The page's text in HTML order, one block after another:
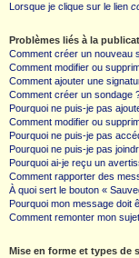
Lorsque je clique sur le lien
Problèmes liés à la
Comment créer un nouveau
Comment modifier ou
Comment ajouter une
Comment créer un sondage
Pourquoi ne puis-je pas
Comment modifier ou
Pourquoi ne puis-je pas
Pourquoi ne puis-je pas
Pourquoi ai-je reçu un
Comment rapporter des
À quoi sert le bouton «
Pourquoi mon message doit
Comment remonter mon
Mise en forme et types de